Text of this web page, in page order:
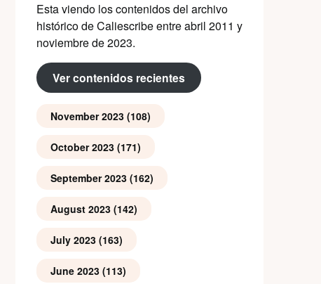
Esta viendo los contenidos del archivo
histórico de Caliescribe entre abril 2011 y
noviembre de 2023.
Ver contenidos recientes
November 2023(108)
October 2023(171)
September 2023(162)
August 2023(142)
July 2023(163)
June 2023(113)